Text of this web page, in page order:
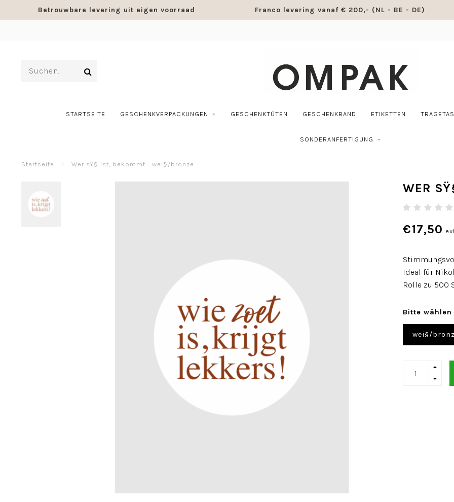
Betrouwbare levering uit eigen voorraad Franco levering vanaf € 200,- (NL - BE - DE)
STARTSEITE GESCHENKVERPACKUNGEN GESCHENKTÜTEN GESCHENKBAND ETIKETTEN
SONDERANFERTIGUNG
Startseite / Wer sŸ§ ist, bekommt ...wei§/bronze
WER
€17,50
Ideal für
Rolle zu 500
Bitte wählen
wei§/